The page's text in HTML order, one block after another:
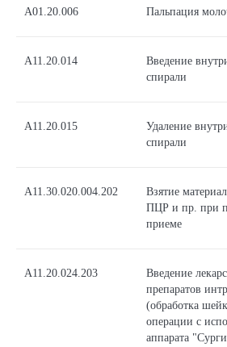
A01.20.006 Пальпация
А11.20.014
Введение
спирали
А11.20.015
Удаление
спирали
A11.30.020.004.202
Взятие
ПЦР и пр. при
приеме
A11.20.024.203
Введение
препаратов
(обработка
операции с
аппарата